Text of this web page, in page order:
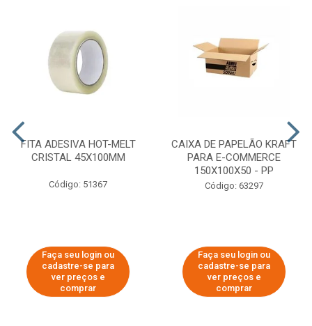
FITA ADESIVA HOT-MELT
CRISTAL 45X100MM
Código: 51367
Faça seu login ou
cadastre-se para
ver preços e
comprar
CAIXA DE PAPELÃO KRAFT
PARA E-COMMERCE
150X100X50 - PP
Código: 63297
Faça seu login ou
cadastre-se para
ver preços e
comprar